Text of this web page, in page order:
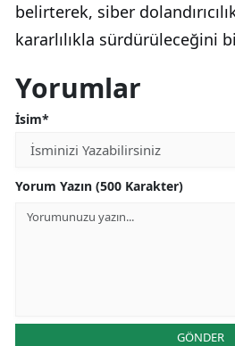
belirterek, siber
kararlılıkla sürdürüleceğini
Yorumlar
İsim*
Yorum Yazın (500 Karakter)
GÖNDER